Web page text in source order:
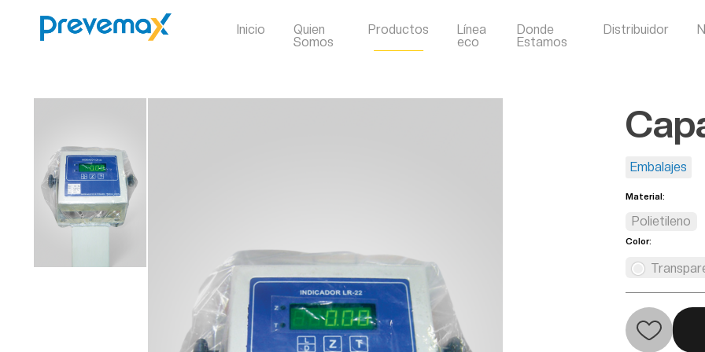
Inicio
Quien
Somos
Productos
Línea
eco
Donde
Estamos
Distribuidor
Embalajes
Material:
Polietileno
Color: